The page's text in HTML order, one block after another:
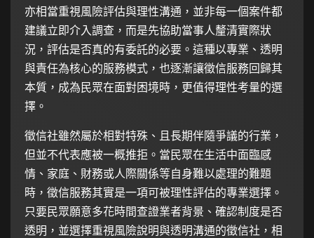
亦相當重視風險評估與理性溝通，並非每一個案件都
建議立即介入調查，而是先協助當事人釐清實際狀
況，評估是否真的有委託的必要。這種以專業、透明
與責任為核心的服務模式，也逐漸讓徵信服務回歸其
本質，成為民眾在面對困境時，更值得理性考量的選
擇。
徵信社雖然屬於相對特殊、且長期伴隨爭議的行業，
但並不代表應被一概推拒。當民眾在生活中面臨感
情、家庭、財務或人際關係等自身難以處理的難題
時，徵信服務其實是一項可被理性評估的專業選擇。
只要民眾願意多花時間查證業者背景、確認制度是否
透明，並選擇重視風險說明與透明溝通的徵信社，相